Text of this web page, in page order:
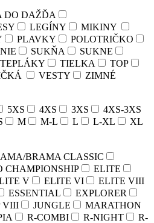
DO DAŽĎA
LEGÍNY
MIKINY
PLAVKY
POLOTRIČKO
SUKŇA
SUKNE
TEPLÁKY TIELKA
TOP
VESTY
ZIMNÉ
5XS 4XS 3XS
4XS-3XS
M M-L L L-XL
XL
BRAMA CLASSIC
CHAMPIONSHIP
ELITE
V ELITE VI
ELITE VIII
ESSENTIAL
EXPLORER
VIII JUNGLE
MARATHON
R-COMBI R-NIGHT
R-